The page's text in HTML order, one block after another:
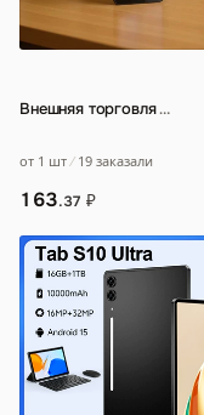
Внешняя торговля…
от 1 шт 19 заказали
163.37 ₽